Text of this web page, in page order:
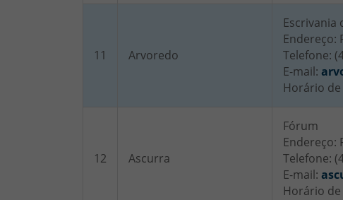
11 Arvoredo
Escrivania
Endereço:
Telefone:
E-mail:
Horário de
12 Ascurra
Fórum
Endereço:
Telefone:
E-mail:
Horário de